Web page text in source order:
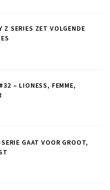
Z SERIES ZET VOLGENDE
– LIONESS, FEMME,
GAAT VOOR GROOT,